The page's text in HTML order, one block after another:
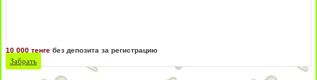
10 000 тенге без депозита за регистрацию
Забрать